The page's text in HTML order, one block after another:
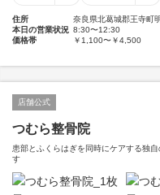
住所
奈良県北葛城郡王寺町
本日の営業状況 8:30〜12:30
価格帯
￥1,100〜￥4,500
店舗公式
つむら整骨院
患部とふくらはぎを同時にケアする独
す